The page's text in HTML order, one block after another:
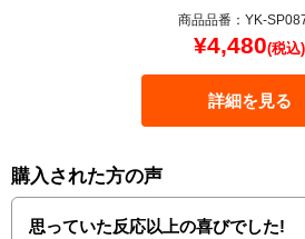
商品品番：YK-
¥4,480(税込)
詳細を見る
購入された方の声
思っていた反応以上の喜びでした!